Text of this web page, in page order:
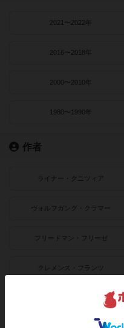
2021〜2022年
2016〜2018年
2000〜2010年
1980〜1990年
作者
ライナー・クニツィア
ヴォルフガング・クラマー
フリードマン・フリーゼ
クレメンス・フランツ
ボドゲーマ